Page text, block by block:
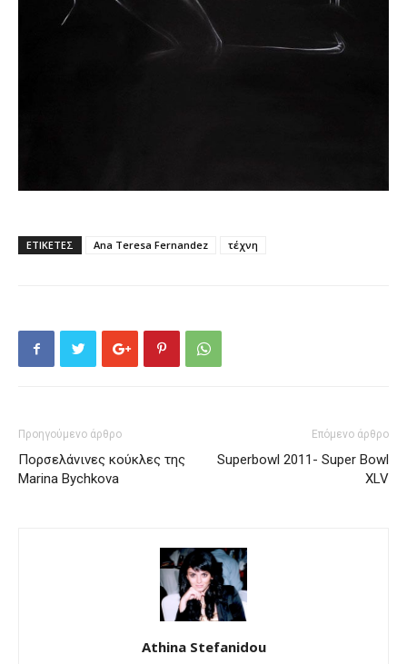
ΕΤΙΚΕΤΕΣ Ana Teresa Fernandez τέχνη
Προηγούμενο άρθρο
Πορσελάνινες κούκλες της
Marina Bychkova
Επόμενο άρθρο
Superbowl 2011- Super Bowl
XLV
Athina Stefanidou